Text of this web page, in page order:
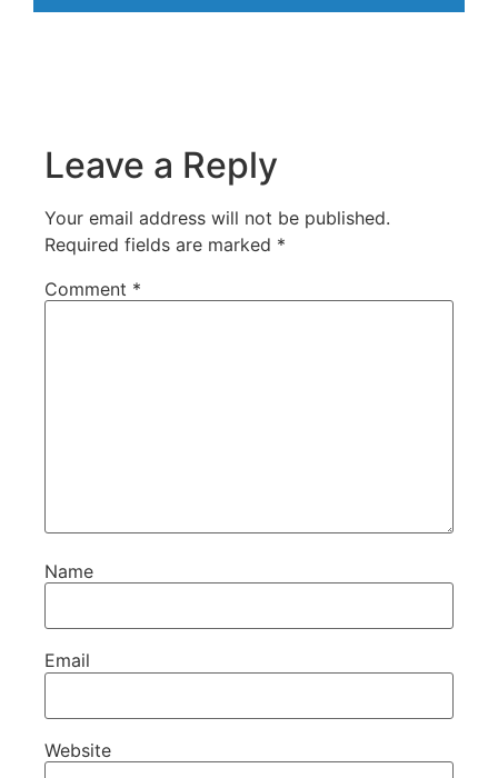
Leave a Reply
Your email address will not be published.
Required fields are marked *
Comment *
Name
Email
Website